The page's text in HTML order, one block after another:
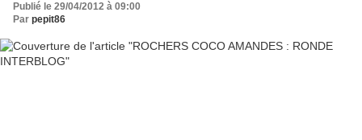
Publié le 29/04/2012 à 09:00
Par pepit86